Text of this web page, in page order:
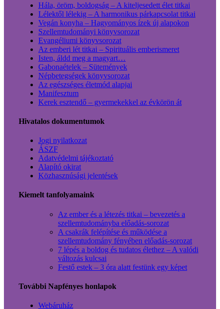
Hála, öröm, boldogság – A kiteljesedett élet titkai
Lélektől lélekig – A harmonikus párkapcsolat titkai
Vegán konyha – Hagyományos ízek új alapokon
Szellemtudományi könyvsorozat
Evangéliumi könyvsorozat
Az emberi lét titkai – Spirituális emberismeret
Isten, áldd meg a magyart…
Gabonaételek – Sütemények
Népbetegségek könyvsorozat
Az egészséges életmód alapjai
Manifesztum
Kerek esztendő – gyermekekkel az évkörön át
Hivatalos dokumentumok
Jogi nyilatkozat
ÁSZF
Adatvédelmi tájékoztató
Alapító okirat
Közhasznúsági jelentések
Kiemelt tanfolyamaink
Az ember és a létezés titkai – bevezetés a
szellemtudományba előadás-sorozat
A csakrák felépítése és működése a
szellemtudomány fényében előadás-sorozat
7 lépés a boldog és tudatos élethez – A valódi
változás kulcsai
Festő estek – 3 óra alatt festünk egy képet
További Napfényes honlapok
Webáruház